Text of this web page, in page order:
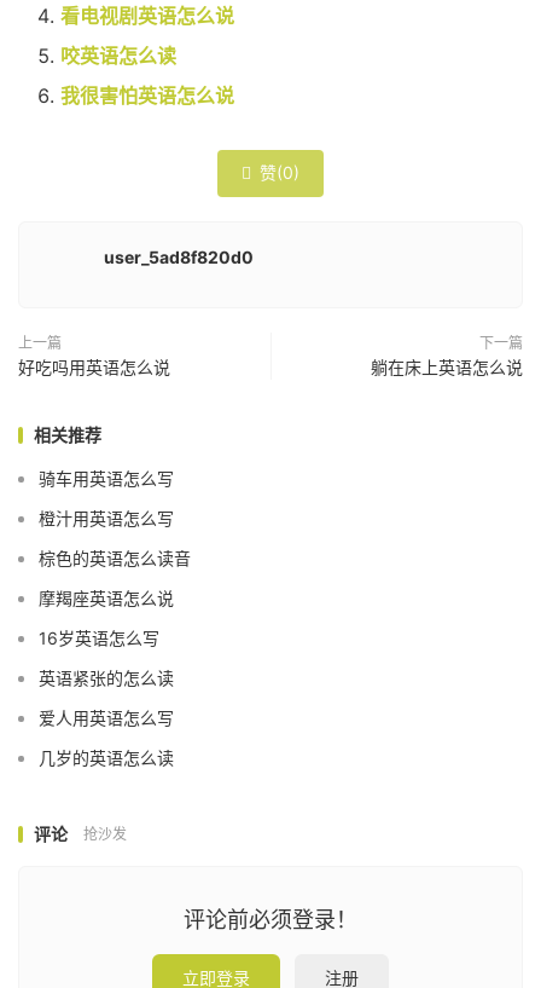
看电视剧英语怎么说
咬英语怎么读
我很害怕英语怎么说
 赞(0)
user_5ad8f820d0
上一篇
好吃吗用英语怎么说
下一篇
躺在床上英语怎么说
相关推荐
骑车用英语怎么写
橙汁用英语怎么写
棕色的英语怎么读音
摩羯座英语怎么说
16岁英语怎么写
英语紧张的怎么读
爱人用英语怎么写
几岁的英语怎么读
评论 抢沙发
评论前必须登录！
立即登录 注册